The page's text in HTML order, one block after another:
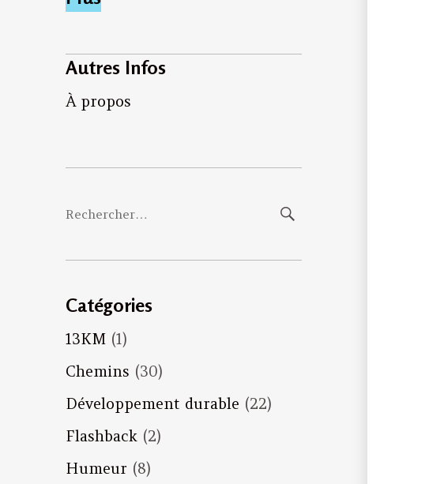
Autres Infos
À propos
Rechercher :
Catégories
13KM(1)
Chemins (30)
Développement durable (22)
Flashback (2)
Humeur (8)